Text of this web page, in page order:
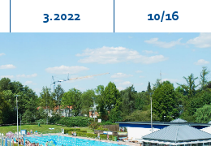
3.2022 10/16